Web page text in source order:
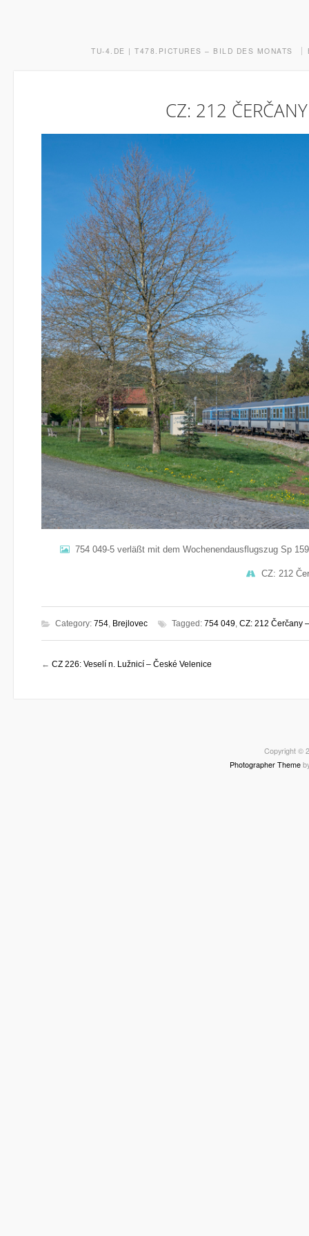
TU-4.DE | T478.PICTURES – BILD DES MONATS
CZ: 212
754 049-5 verläßt mit dem Wochenendausflugszug Sp
CZ: 212
Category: 754 Brejlovec Tagged: 754 049 CZ: 212 Čerčany
← CZ 226: Veselí n. Lužnicí – České Velenice
Copyright ©
Photographer Theme